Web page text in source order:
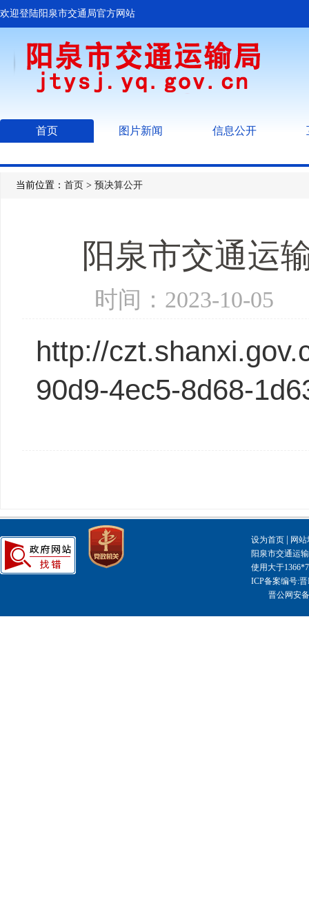
欢迎登陆阳泉市交通局官方网站
首页 图片新闻 信息公开
当前位置： 首页 > 预决算公开
阳泉市交通运
时间：2023-10-
http://
90d9-4ec5-8d68-
设为首页
网
阳泉市交通运
使用大于
ICP备案编号:晋
晋公网安